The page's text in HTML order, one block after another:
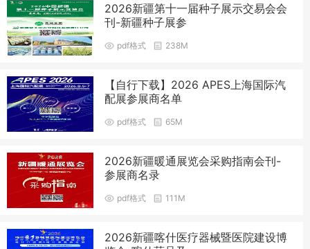
2026新疆第十一届种子展示交易会会
刊-新疆种子展参
pdf格式 238M
【自行下载】2026 APES上海国际汽
配展参展商名单
pdf格式 65M
2026新疆暖通展览会采购指南会刊-
参展商名录
pdf格式 111M
2026新疆喀什医疗器械暨医院建设博